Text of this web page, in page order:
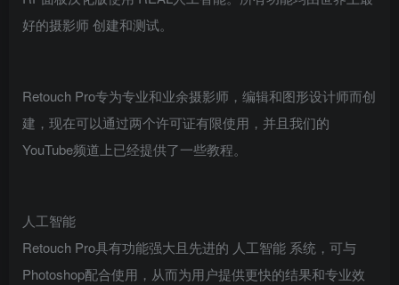
好的摄影师 创建和测试。
Retouch Pro专为专业和业余摄影师，编辑和图形设计师而创
建，现在可以通过两个许可证有限使用，并且我们的
YouTube频道上已经提供了一些教程。
人工智能
Retouch Pro具有功能强大且先进的 人工智能 系统，可与
Photoshop配合使用，从而为用户提供更快的结果和专业效